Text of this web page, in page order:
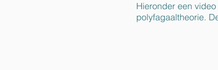
Hieronder een
polyfagaaltheorie.